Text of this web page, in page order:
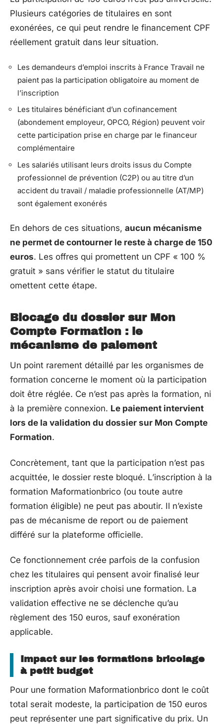
Plusieurs catégories de titulaires en sont
exonérées, ce qui peut rendre le financement CPF
réellement gratuit dans leur situation.
Les demandeurs d’emploi inscrits à France Travail ne
paient pas la participation obligatoire au moment de
l’inscription
Les titulaires bénéficiant d’un cofinancement
(abondement employeur, OPCO, Région) peuvent voir
cette participation prise en charge par le financeur
complémentaire
Les salariés utilisant leurs droits issus du Compte
professionnel de prévention (C2P) ou au titre d’un
accident du travail / maladie professionnelle (AT/MP)
sont également exonérés
En dehors de ces situations, aucun mécanisme
ne permet de contourner le reste à charge de 150
euros. Les offres qui promettent un CPF « 100 %
gratuit » sans vérifier le statut du titulaire
omettent cette étape.
Blocage du dossier sur Mon
Compte Formation : le
mécanisme de paiement
Un point rarement détaillé par les organismes de
formation concerne le moment où la participation
doit être réglée. Ce n’est pas après la formation, ni
à la première connexion. Le paiement intervient
lors de la validation du dossier sur Mon Compte
Formation.
Concrètement, tant que la participation n’est pas
acquittée, le dossier reste bloqué. L’inscription à la
formation Maformationbrico (ou toute autre
formation éligible) ne peut pas aboutir. Il n’existe
pas de mécanisme de report ou de paiement
différé sur la plateforme officielle.
Ce fonctionnement crée parfois de la confusion
chez les titulaires qui pensent avoir finalisé leur
inscription après avoir choisi une formation. La
validation effective ne se déclenche qu’au
règlement des 150 euros, sauf exonération
applicable.
Impact sur les formations bricolage
à petit budget
Pour une formation Maformationbrico dont le coût
total serait modeste, la participation de 150 euros
peut représenter une part significative du prix. Un